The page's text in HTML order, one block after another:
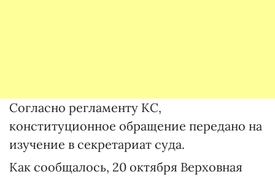
Согласно регламенту КС,
конституционное обращение передано на
изучение в секретариат суда.
Как сообщалось, 20 октября Верховная